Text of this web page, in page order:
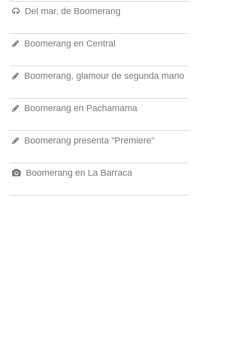
Del mar, de Boomerang
Boomerang en Central
Boomerang, glamour de segunda mano
Boomerang en Pachamama
Boomerang presenta "Premiere"
Boomerang en La Barraca